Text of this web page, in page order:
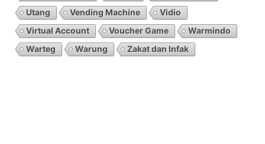
Utang
Vending Machine
Vidio
Virtual Account
Voucher Game
Warmindo
Warteg
Warung Zakat dan Infak